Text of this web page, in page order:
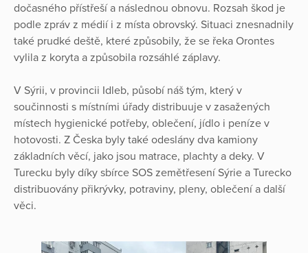
dočasného přístřeší a následnou obnovu. Rozsah škod je
podle zpráv z médií i z místa obrovský. Situaci znesnadnily
také prudké deště, které způsobily, že se řeka Orontes
vylila z koryta a způsobila rozsáhlé záplavy.
V Sýrii, v provincii Idleb, působí náš tým, který v
součinnosti s místními úřady distribuuje v zasažených
místech hygienické potřeby, oblečení, jídlo i peníze v
hotovosti. Z Česka byly také odeslány dva kamiony
základních věcí, jako jsou matrace, plachty a deky. V
Turecku byly díky sbírce SOS zemětřesení Sýrie a Turecko
distribuovány přikrývky, potraviny, pleny, oblečení a další
věci.